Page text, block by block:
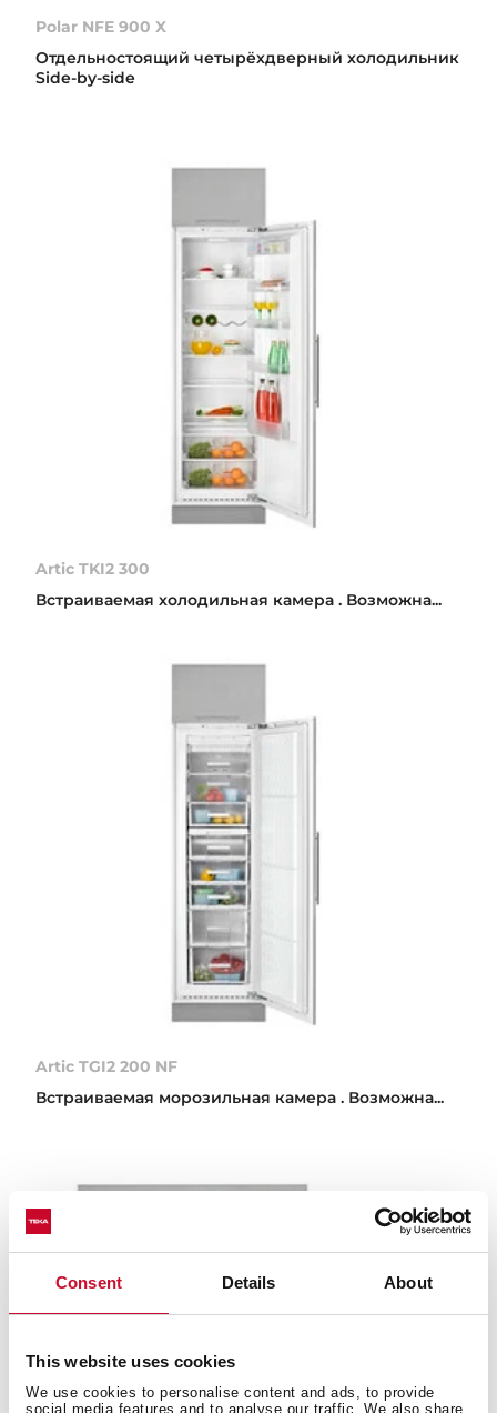
Consent Details About
This website uses cookies
We use cookies to personalise content and ads, to provide
social media features and to analyse our traffic. We also share
Polar NFE 900 X
Отдельностоящий четырёхдверный холодильник
Side-by-side
Artic TKI2 300
Встраиваемая холодильная камера . Возможна...
Artic TGI2 200 NF
Встраиваемая морозильная камера . Возможна...